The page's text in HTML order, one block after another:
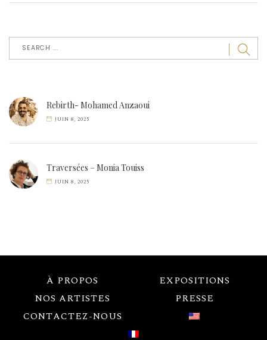
Rebirth- Mohamed Anzaoui
JUIN 8, 2025
Traversées – Monia Touiss
JUIN 8, 2025
À PROPOS
EXPOSITIONS
NOS ARTISTES
PRESSE
CONTACTEZ-NOUS